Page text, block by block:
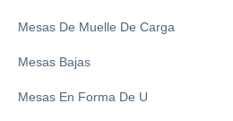
Mesas De Muelle De Carga
Mesas Bajas
Mesas En Forma De U